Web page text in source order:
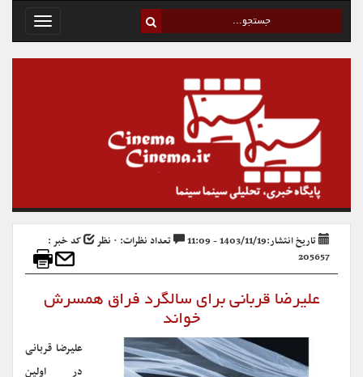
Toggle
تاریخ انتشار:1403/11/19 - 11:09 تعداد نظرات: ۰ نظر
کد خبر :
205657
علیرضا قربانی برای سالگرد فراق همسرش
خواند
علیرضا قربانی
در اولین